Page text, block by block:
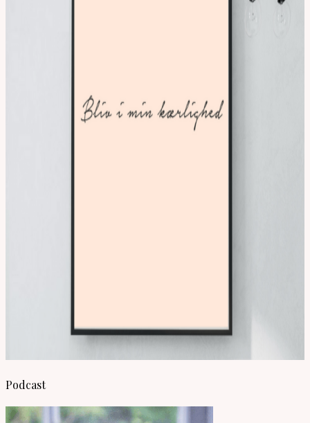
Podcast